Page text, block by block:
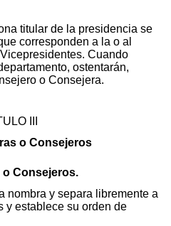
titular de la presidencia se
corresponden a la o al
Cuando
ostentarán,
o Consejera.
III
o Consejeros
Consejeros.
nombra y separa libremente a
y establece su orden de